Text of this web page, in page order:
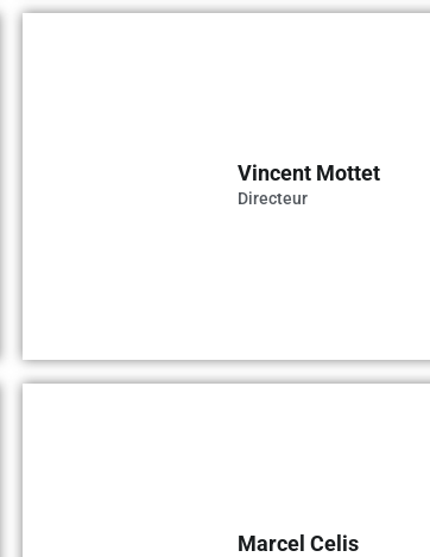
Vincent Mottet
Directeur
Marcel Celis